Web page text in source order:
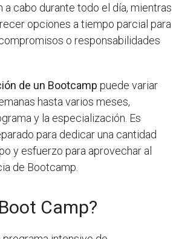
a cabo durante todo el día, mientras
opciones a tiempo parcial para
o responsabilidades
de un Bootcamp puede variar
hasta varios meses,
y la especialización. Es
para dedicar una cantidad
y esfuerzo para aprovechar al
de Bootcamp.
Camp?